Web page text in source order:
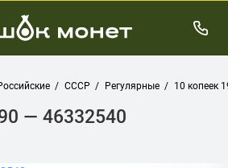
СССР Регулярные 10 копеек
— 46332540